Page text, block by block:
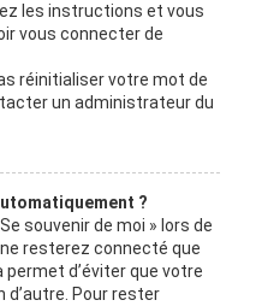
les instructions et vous
vous connecter de
réinitialiser votre mot de
un administrateur du
?
souvenir de moi » lors de
resterez connecté que
permet d’éviter que votre
d’autre. Pour rester